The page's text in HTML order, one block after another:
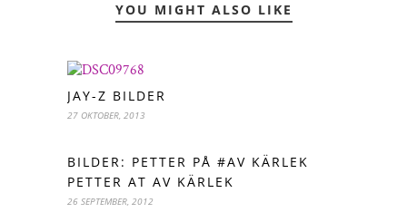
YOU MIGHT ALSO LIKE
JAY-Z BILDER
27 OKTOBER, 2013
BILDER: PETTER PÅ #AV KÄRLEK
PETTER AT AV KÄRLEK
26 SEPTEMBER, 2012